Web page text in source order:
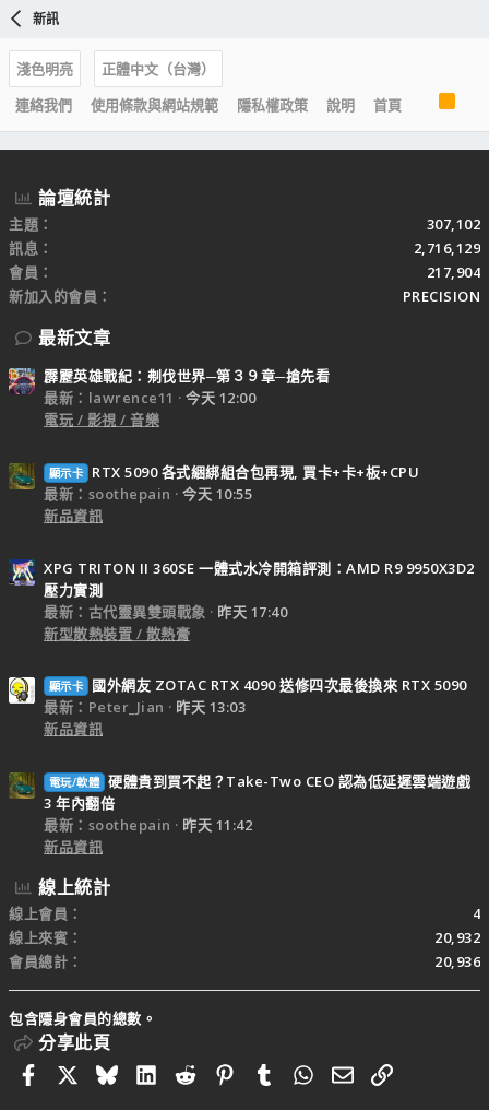
新訊
淺色明亮
正體中文（台灣）
連絡我們
使用條款與網站規範 隱私權政策 說明 首頁
R
S
S
論壇統計
主題
307,102
訊息
2,716,129
會員
217,904
新加入的會員
PRECISION
最新文章
霹靂英雄戰紀：刜伐世界─第３９章─搶先看
最新：lawrence11
今天 12:00
電玩 / 影視 / 音樂
顯示卡
RTX 5090 各式綑綁組合包再現, 買卡+卡+板+CPU
最新：soothepain
今天 10:55
新品資訊
XPG TRITON II 360SE 一體式水冷開箱評測：AMD R9 9950X3D2
壓力實測
最新：古代靈異雙頭戰象
昨天 17:40
新型散熱裝置 / 散熱膏
顯示卡
國外網友 ZOTAC RTX 4090 送修四次最後換來 RTX 5090
最新：Peter_Jian
昨天 13:03
新品資訊
電玩/軟體 硬體貴到買不起？Take-Two CEO 認為低延遲雲端遊戲
3 年內翻倍
最新：soothepain
昨天 11:42
新品資訊
線上統計
線上會員
4
線上來賓
20,932
會員總計
20,936
包含隱身會員的總數。
分享此頁
FacebookBlueskyLinkedIn
RedditPinterestTumblrWhatsApp
電子郵件
連結